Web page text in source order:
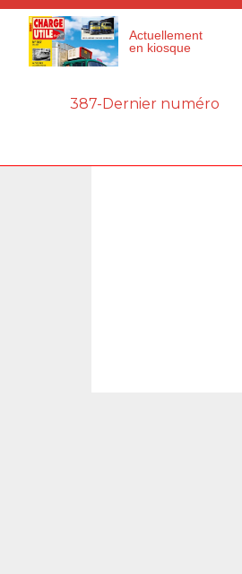
Actuellement
en kiosque
387-Dernier numéro
Panneau de gestion des cookies